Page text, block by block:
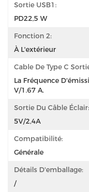
Sortie USB1:
PD22,5 W
Fonction 2:
À L'extérieur
Cable De Type C
La Fréquence
V/1.67 A.
Sortie Du Câble Éclair:
5V/2,4A
Compatibilité:
Générale
Détails D'emballage:
/